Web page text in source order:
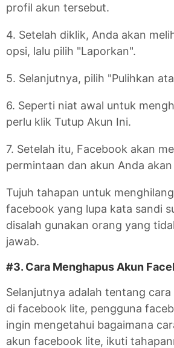
profil akun tersebut.
4. Setelah diklik, Anda akan
opsi, lalu pilih "Laporkan".
5. Selanjutnya, pilih "Pulihkan
6. Seperti niat awal untuk
perlu klik Tutup Akun Ini.
7. Setelah itu, Facebook akan
permintaan dan akun Anda
Tujuh tahapan untuk
facebook yang lupa kata sandi
disalah gunakan orang yang
jawab.
#3. Cara Menghapus Akun
Selanjutnya adalah tentang
di facebook lite, pengguna
ingin mengetahui bagaimana
akun facebook lite, ikuti